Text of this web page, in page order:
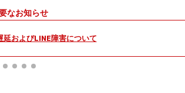
なお知らせ
延およびLINE障害について